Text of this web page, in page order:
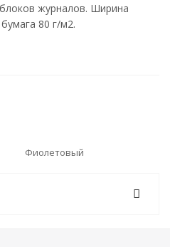
журналов. Ширина
80 г/м2.
Фиолетовый